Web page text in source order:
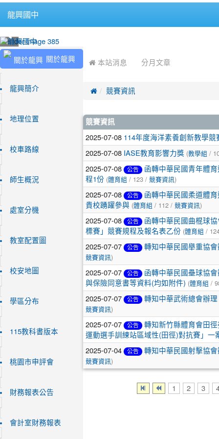
龍興國中
:::
關於龍興
龍興簡介
地理位置
校車路線
師生概況
處室分機
教室配置圖
校安地圖
學區分布
115教科書版本
桃園市申評會
財務報表公告
會計室財務報表
 本站消息 分月文章
 競賽資訊
文
章
列
表
競賽資訊
2025-07-08 114年度海洋素養創新教學競
2025-07-08 IASE教育影響力獎 (教學組 /
2025-07-08 公告
函轉中華民國青年體
程1份 (體育組 / 123 / 競賽資訊)
2025-07-08 公告
函轉中華民國柔道體
貴校踴躍參與 (體育組 / 112 / 競賽資訊)
2025-07-08 公告
函轉中華民國曲棍球
標賽」競賽規程及報名表乙份 (體育組 /
2025-07-07 公告 轉知中華民國舉重協
競賽資訊)
2025-07-07 公告
函轉中華民國壘球協
與保險同意書等資料(均如附件) (體育組 /
2025-07-07 公告 轉知中華武術總會辦
競賽資訊)
2025-07-07 公告
轉知新竹縣體育會田
運動選手訓練站區域性(田徑)對抗賽」一
2025-07-04 公告 轉知中華民國射擊協
競賽資訊)
1 2 3